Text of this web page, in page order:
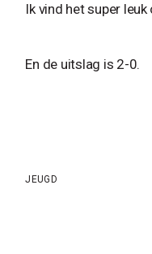
Ik vind het super
En de uitslag is 2-0.
JEUGD